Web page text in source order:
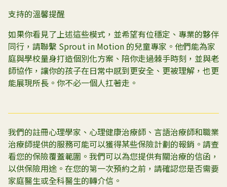
支持的溫馨提醒
如果你看見了上述這些模式，並希望有位穩定、專業的夥伴
同行，請聯繫 Sprout in Motion 的兒童專家。他們能為家
庭與學校量身打造個別化方案、陪你走過棘手時刻，並與老
師協作，讓你的孩子在日常中感到更安全、更被理解，也更
能展現所長。你不必一個人扛著走。
我們的註冊心理學家、心理健康治療師、言語治療師和職業
治療師提供的服務可能可以獲得某些保險計劃的報銷。請查
看您的保險覆蓋範圍。我們可以為您提供有關治療的信函，
以供保險用途。在您的第一次預約之前，請確認您是否需要
家庭醫生或全科醫生的轉介信。